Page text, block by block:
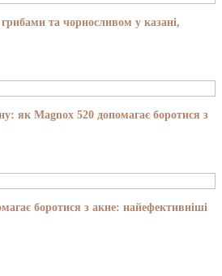
та чорносливом у казані,
як Magnox 520 допомагає боротися з
боротися з акне: найефективніші